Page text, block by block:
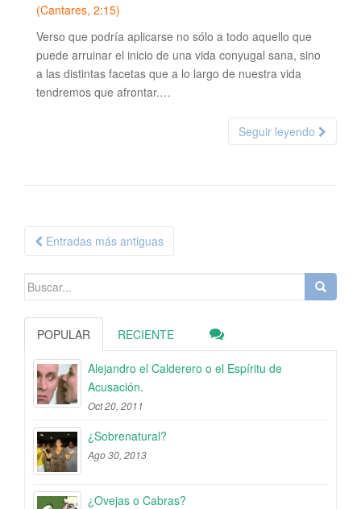
(Cantares, 2:15)
Verso que podría aplicarse no sólo a todo aquello que
puede arruinar el inicio de una vida conyugal sana, sino
a las distintas facetas que a lo largo de nuestra vida
tendremos que afrontar.…
Seguir leyendo
Navegación
entradas
Entradas más antiguas
Buscar:
POPULAR RECIENTE
Alejandro el Calderero o el Espíritu de
Acusación.
Oct 20, 2011
¿Sobrenatural?
Ago 30, 2013
¿Ovejas o Cabras?